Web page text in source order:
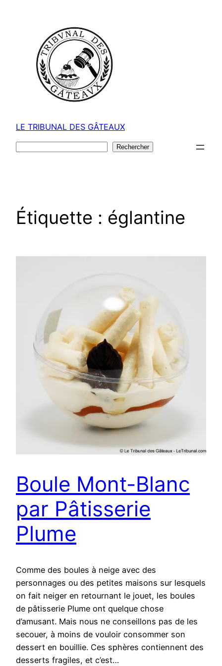
LE TRIBUNAL DES GÂTEAUX
Rechercher
Étiquette : églantine
Boule Mont-Blanc
par Pâtisserie
Plume
Comme des boules à neige avec des
personnages ou des petites maisons sur lesquels
on fait neiger en retournant le jouet, les boules
de pâtisserie Plume ont quelque chose
d’amusant. Mais nous ne conseillons pas de les
secouer, à moins de vouloir consommer son
dessert en bouillie. Ces sphères contiennent des
desserts fragiles, et c’est…